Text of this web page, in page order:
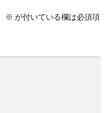
※ が付いている欄は必須項